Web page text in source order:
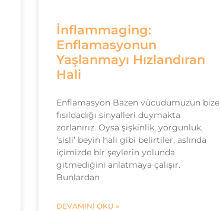
İnflammaging:
Enflamasyonun
Yaşlanmayı Hızlandıran
Hali
Enflamasyon Bazen vücudumuzun bize
fısıldadığı sinyalleri duymakta
zorlanırız. Oysa şişkinlik, yorgunluk,
‘sisli’ beyin hali gibi belirtiler, aslında
içimizde bir şeylerin yolunda
gitmediğini anlatmaya çalışır.
Bunlardan
DEVAMINI OKU »